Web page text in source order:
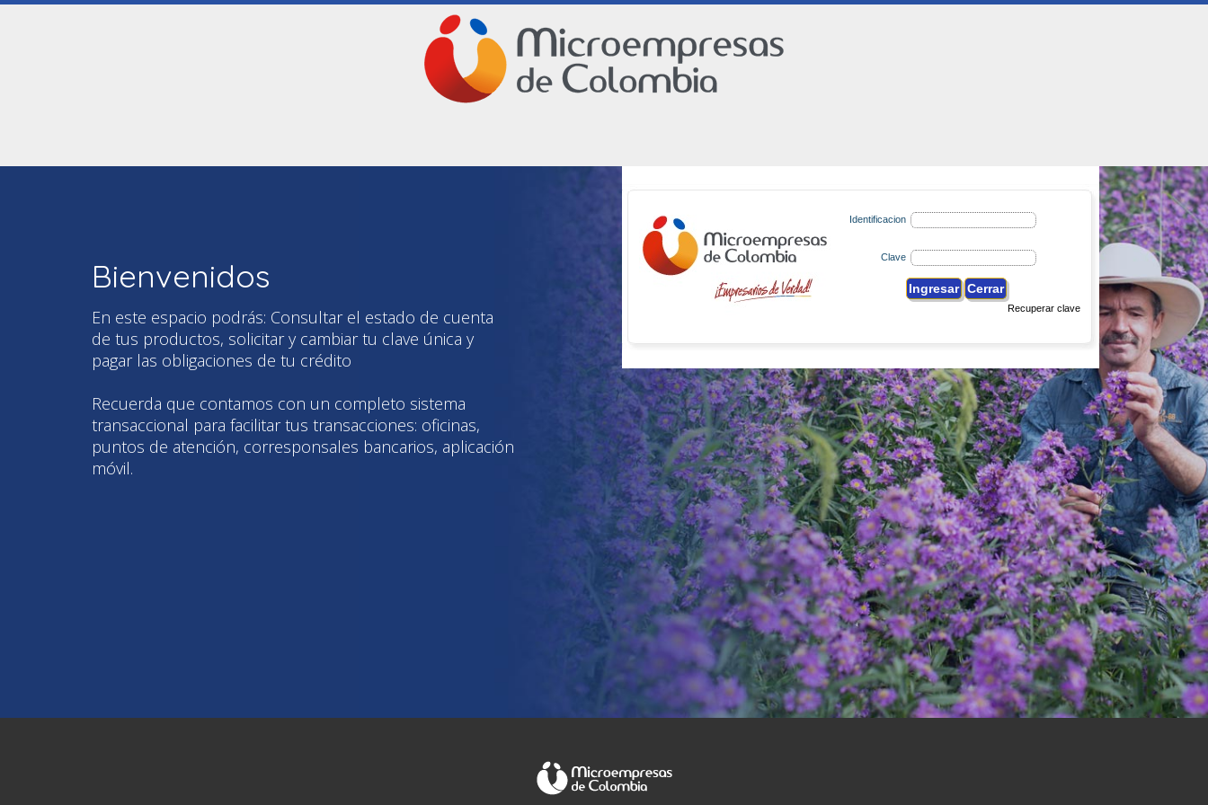
Bienvenidos
En este espacio podrás: Consultar el estado de cuenta
de tus productos, solicitar y cambiar tu clave única y
pagar las obligaciones de tu crédito
Recuerda que contamos con un completo sistema
transaccional para facilitar tus transacciones: oficinas,
puntos de atención, corresponsales bancarios, aplicación
móvil.
Identificacion
Clave